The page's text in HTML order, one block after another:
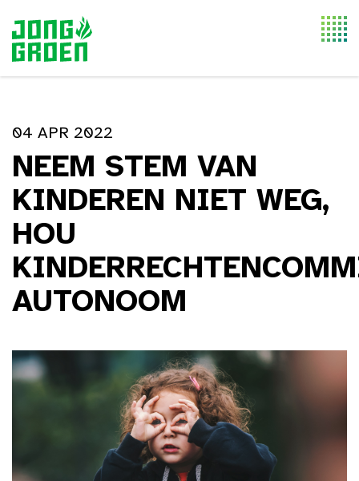
04 APR 2022
NEEM STEM VAN
KINDEREN NIET WEG,
HOU
AUTONOOM